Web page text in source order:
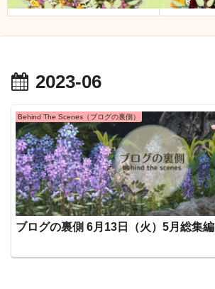
2023-06
Behind The Scenes（ブログの裏側）
ブログの裏側 6月13日（火）5月総集編